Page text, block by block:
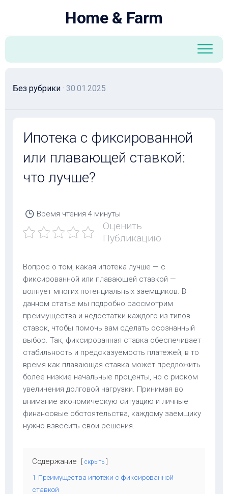
Home & Farm
Без рубрики · 30.01.2025
Ипотека с фиксированной
или плавающей ставкой:
что лучше?
Время чтения 4 минуты
Оценить
Публикацию
Вопрос о том, какая ипотека лучше — с
фиксированной или плавающей ставкой —
волнует многих потенциальных заемщиков. В
данном статье мы подробно рассмотрим
преимущества и недостатки каждого из типов
ставок, чтобы помочь вам сделать осознанный
выбор. Так, фиксированная ставка обеспечивает
стабильность и предсказуемость платежей, в то
время как плавающая ставка может предложить
более низкие начальные проценты, но с риском
увеличения долговой нагрузки. Принимая во
внимание экономическую ситуацию и личные
финансовые обстоятельства, каждому заемщику
нужно взвесить свои решения.
Содержание скрыть
1 Преимущества ипотеки с фиксированной
ставкой